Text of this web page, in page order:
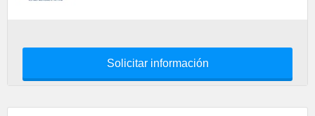
Solicitar información